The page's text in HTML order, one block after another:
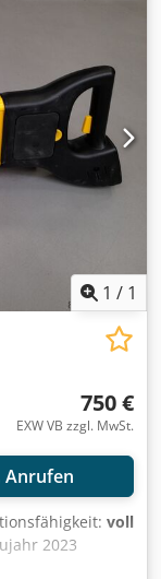
Palette. Extrem
Daten:
Gebraucht
Voll
und
ab
Einbeck
zzgl. MwSt. |
1 / 1
750 €
EXW VB zzgl. MwSt.
Anrufen
voll
2023
der Kurt